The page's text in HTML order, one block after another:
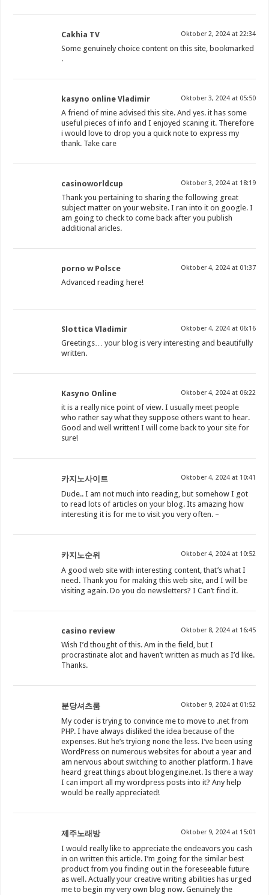
Cakhia TV Oktober 2, 2024 at 22:34
Some genuinely choice content on this site, bookmarked
.
kasyno online Vladimir Oktober 3, 2024 at 05:50
A friend of mine advised this site. And yes. it has some
useful pieces of info and I enjoyed scaning it. Therefore
i would love to drop you a quick note to express my
thank. Take care
casinoworldcup Oktober 3, 2024 at 18:19
Thank you pertaining to sharing the following great
subject matter on your website. I ran into it on google. I
am going to check to come back after you publish
additional aricles.
porno w Polsce Oktober 4, 2024 at 01:37
Advanced reading here!
Slottica Vladimir Oktober 4, 2024 at 06:16
Greetings… your blog is very interesting and beautifully
written.
Kasyno Online Oktober 4, 2024 at 06:22
it is a really nice point of view. I usually meet people
who rather say what they suppose others want to hear.
Good and well written! I will come back to your site for
sure!
카지노사이트 Oktober 4, 2024 at 10:41
Dude.. I am not much into reading, but somehow I got
to read lots of articles on your blog. Its amazing how
interesting it is for me to visit you very often. –
카지노순위 Oktober 4, 2024 at 10:52
A good web site with interesting content, that’s what I
need. Thank you for making this web site, and I will be
visiting again. Do you do newsletters? I Can’t find it.
casino review Oktober 8, 2024 at 16:45
Wish I’d thought of this. Am in the field, but I
procrastinate alot and haven’t written as much as I’d like.
Thanks.
분당셔츠룸 Oktober 9, 2024 at 01:52
My coder is trying to convince me to move to .net from
PHP. I have always disliked the idea because of the
expenses. But he’s tryiong none the less. I’ve been using
WordPress on numerous websites for about a year and
am nervous about switching to another platform. I have
heard great things about blogengine.net. Is there a way
I can import all my wordpress posts into it? Any help
would be really appreciated!
제주노래방 Oktober 9, 2024 at 15:01
I would really like to appreciate the endeavors you cash
in on written this article. I’m going for the similar best
product from you finding out in the foreseeable future
as well. Actually your creative writing abilities has urged
me to begin my very own blog now. Genuinely the